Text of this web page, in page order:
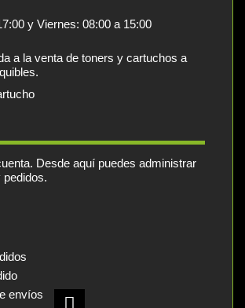
y Viernes: 08:00 a 15:00
a la venta de toners y cartuchos a
Desde aquí puedes administrar
envíos